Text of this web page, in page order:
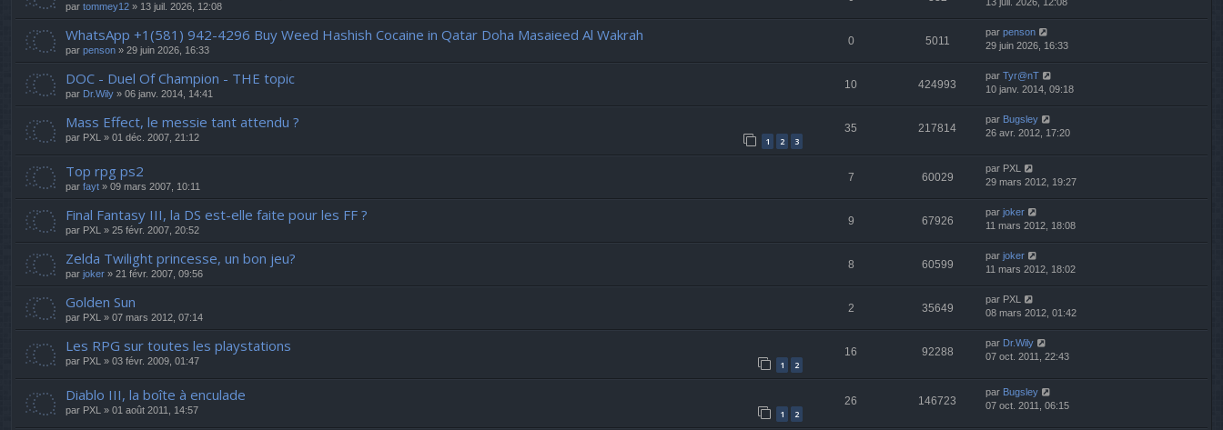
par tommey12 » 13 juil. 2026, 12:08
WhatsApp +1(581) 942-4296 Buy Weed Hashish Cocaine in Qatar Doha Masaieed Al Wakrah
par penson » 29 juin 2026, 16:33
0 5011
par penson
29 juin 2026, 16:33
DOC - Duel Of Champion - THE topic
par Dr.Wily » 06 janv. 2014, 14:41
10 424993
par Tyr@nT
10 janv. 2014, 09:18
Mass Effect, le messie tant attendu ?
par PXL » 01 déc. 2007, 21:12 1 2 3
35 217814
par Bugsley
26 avr. 2012, 17:20
Top rpg ps2
par fayt » 09 mars 2007, 10:11
7 60029
par PXL
29 mars 2012, 19:27
Final Fantasy III, la DS est-elle faite pour les FF ?
par PXL » 25 févr. 2007, 20:52
9 67926
par joker
11 mars 2012, 18:08
Zelda Twilight princesse, un bon jeu?
par joker » 21 févr. 2007, 09:56
8 60599
par joker
11 mars 2012, 18:02
Golden Sun
par PXL » 07 mars 2012, 07:14
2 35649
par PXL
08 mars 2012, 01:42
Les RPG sur toutes les playstations
par PXL » 03 févr. 2009, 01:47 1 2
16 92288
par Dr.Wily
07 oct. 2011, 22:43
Diablo III, la boîte à enculade
par PXL » 01 août 2011, 14:57 1 2
26 146723
par Bugsley
07 oct. 2011, 06:15